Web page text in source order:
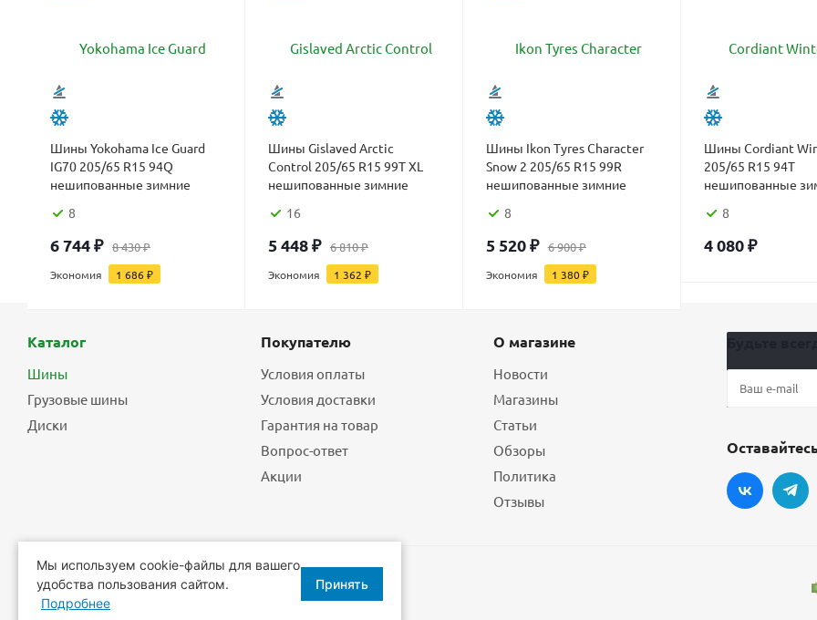
Шины Yokohama Ice Guard
IG70 205/65 R15 94Q
нешипованные зимние
8
6 744₽ 8 430₽
Экономия 1 686₽
Шины Gislaved Arctic
Control 205/65 R15 99T XL
нешипованные зимние
16
5 448₽ 6 810₽
Экономия 1 362 ₽
Шины Ikon Tyres Character
Snow 2 205/65 R15 99R
нешипованные зимние
8
5 520₽ 6 900₽
Экономия 1 380₽
Шины Cordiant
205/65 R15 94T
нешипованные
8
4 080₽
Каталог
Шины
Грузовые шины
Диски
Покупателю
Условия оплаты
Условия доставки
Гарантия на товар
Вопрос-ответ
Акции
О магазине
Новости
Магазины
Статьи
Обзоры
Политика
Отзывы
2026 © Еврошины - шины, диски, шиномонтаж.
Мы используем cookie-файлы для вашего
удобства пользования сайтом.
Подробнее
Принять